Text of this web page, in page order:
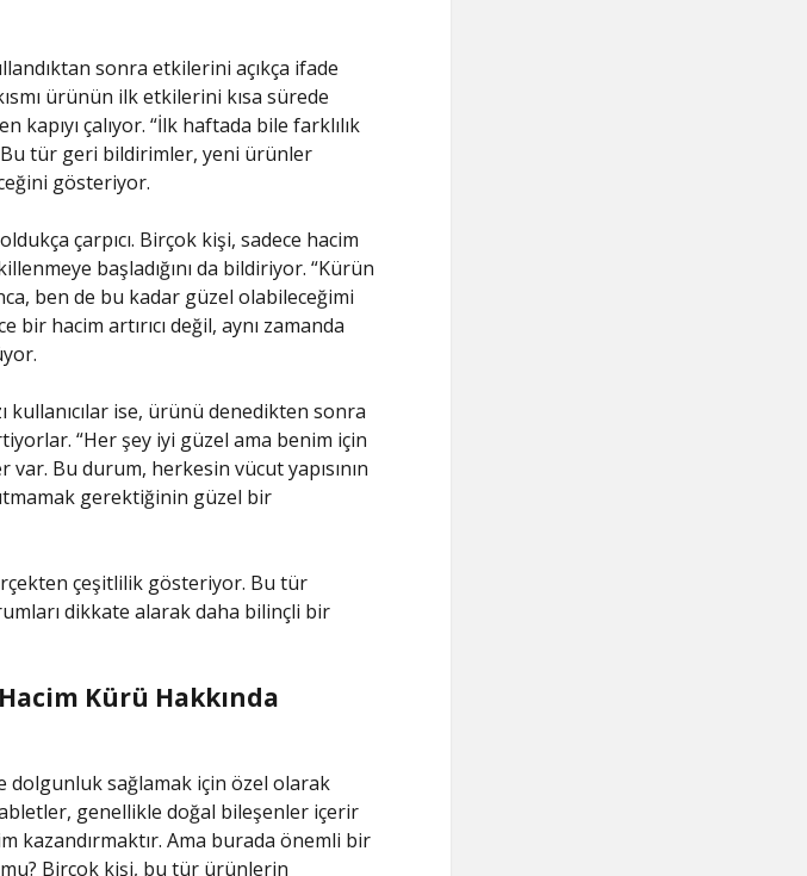
sonra etkilerini açıkça ifade
ürünün ilk etkilerini kısa sürede
çalıyor. “İlk haftada bile farklılık
Bu tür geri bildirimler, yeni ürünler
gösteriyor.
çarpıcı. Birçok kişi, sadece hacim
başladığını da bildiriyor. “Kürün
ben de bu kadar güzel olabileceğimi
bir hacim artırıcı değil, aynı zamanda
kullanıcılar ise, ürünü denedikten sonra
“Her şey iyi güzel ama benim için
Bu durum, herkesin vücut yapısının
gerektiğinin güzel bir
çeşitlilik gösteriyor. Bu tür
dikkate alarak daha bilinçli bir
Kürü Hakkında
dolgunluk sağlamak için özel olarak
genellikle doğal bileşenler içerir
kazandırmaktır. Ama burada önemli bir
Birçok kişi, bu tür ürünlerin